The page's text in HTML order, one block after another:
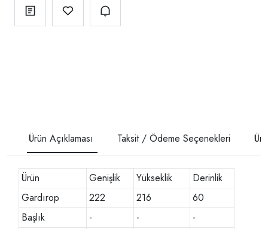
Ürün Açıklaması Taksit / Ödeme Seçenekleri
Ürün Genişlik Yükseklik
Derinlik
Gardırop
222 216
60
Başlık
- -
-